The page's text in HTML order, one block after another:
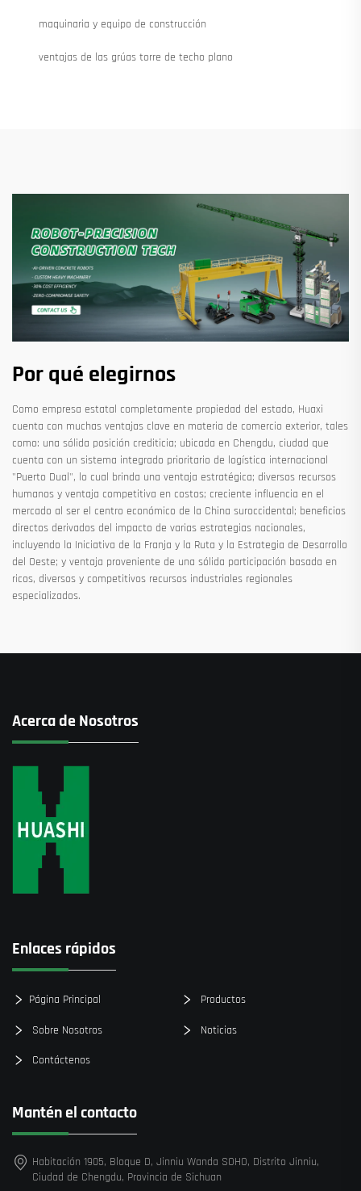
maquinaria y equipo de construcción
ventajas de las grúas torre de techo plano
Por qué elegirnos
Como empresa estatal completamente propiedad del estado, Huaxi
cuenta con muchas ventajas clave en materia de comercio exterior, tales
como: una sólida posición crediticia; ubicada en Chengdu, ciudad que
cuenta con un sistema integrado prioritario de logística internacional
"Puerto Dual", lo cual brinda una ventaja estratégica; diversos recursos
humanos y ventaja competitiva en costos; creciente influencia en el
mercado al ser el centro económico de la China suroccidental; beneficios
directos derivados del impacto de varias estrategias nacionales,
incluyendo la Iniciativa de la Franja y la Ruta y la Estrategia de Desarrollo
del Oeste; y ventaja proveniente de una sólida participación basada en
ricos, diversos y competitivos recursos industriales regionales
especializados.
Acerca de Nosotros
Enlaces rápidos
Página Principal Productos
Sobre Nosotros Noticias
Contáctenos
Mantén el contacto
Habitación 1905, Bloque D, Jinniu Wanda SOHO, Distrito Jinniu,
Ciudad de Chengdu, Provincia de Sichuan